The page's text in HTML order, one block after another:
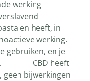
werking
en heeft, in
werking.
gebruiken, en je
CBD heeft
geen bijwerkingen